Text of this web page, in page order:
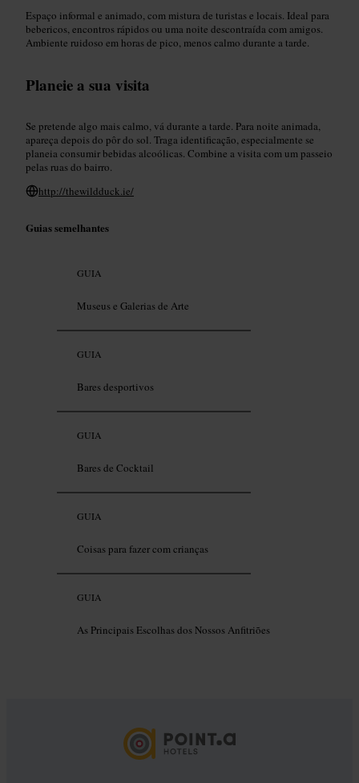
Espaço informal e animado, com mistura de turistas e locais. Ideal para
bebericos, encontros rápidos ou uma noite descontraída com amigos.
Ambiente ruidoso em horas de pico, menos calmo durante a tarde.
Planeie a sua visita
Se pretende algo mais calmo, vá durante a tarde. Para noite animada,
apareça depois do pôr do sol. Traga identificação, especialmente se
planeia consumir bebidas alcoólicas. Combine a visita com um passeio
pelas ruas do bairro.
http://thewildduck.ie/
Guias semelhantes
GUIA
Museus e Galerias de Arte
GUIA
Bares desportivos
GUIA
Bares de Cocktail
GUIA
Coisas para fazer com crianças
GUIA
As Principais Escolhas dos Nossos Anfitriões